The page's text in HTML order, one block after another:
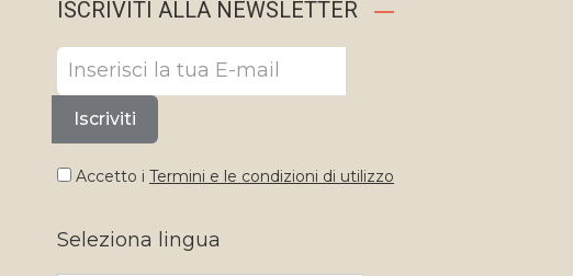
ISCRIVITI ALLA NEWSLETTER
Iscriviti
Accetto i Termini e le condizioni di utilizzo
Seleziona lingua